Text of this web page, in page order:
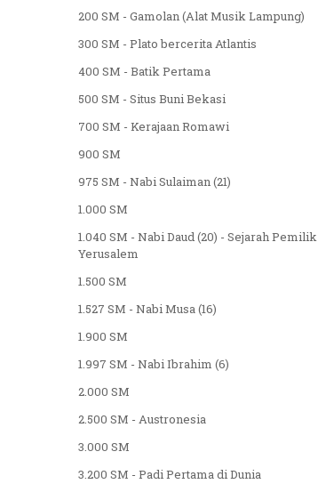
200 SM - Gamolan (Alat Musik Lampung)
300 SM - Plato bercerita Atlantis
400 SM - Batik Pertama
500 SM - Situs Buni Bekasi
700 SM - Kerajaan Romawi
900 SM
975 SM - Nabi Sulaiman (21)
1.000 SM
1.040 SM - Nabi Daud (20) - Sejarah Pemilik
Yerusalem
1.500 SM
1.527 SM - Nabi Musa (16)
1.900 SM
1.997 SM - Nabi Ibrahim (6)
2.000 SM
2.500 SM - Austronesia
3.000 SM
3.200 SM - Padi Pertama di Dunia